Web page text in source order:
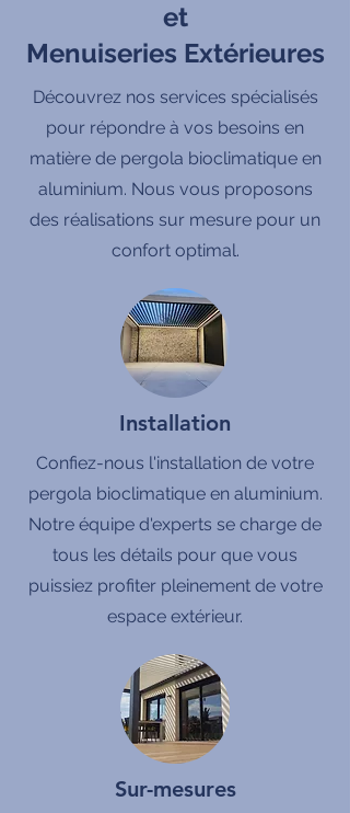
et
Menuiseries Extérieures
Découvrez nos services spécialisés
pour répondre à vos besoins en
matière de pergola bioclimatique en
aluminium. Nous vous proposons
des réalisations sur mesure pour un
confort optimal.
Installation
Confiez-nous l'installation de votre
pergola bioclimatique en aluminium.
Notre équipe d'experts se charge de
tous les détails pour que vous
puissiez profiter pleinement de votre
espace extérieur.
Sur-mesures